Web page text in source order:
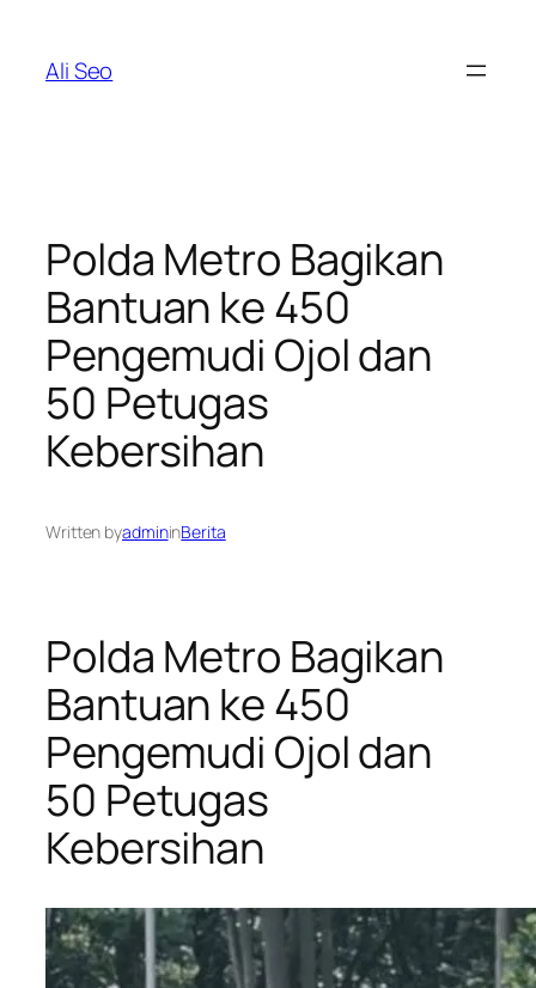
content
Ali Seo
Polda Metro Bagikan
Bantuan ke 450
Pengemudi Ojol dan
50 Petugas
Kebersihan
Written byadmininBerita
Polda Metro Bagikan
Bantuan ke 450
Pengemudi Ojol dan
50 Petugas
Kebersihan